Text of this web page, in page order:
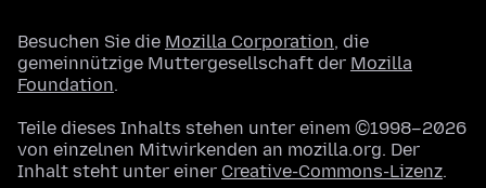
Besuchen Sie die Mozilla Corporation, die
gemeinnützige Muttergesellschaft der Mozilla
Foundation.
Teile dieses Inhalts stehen unter einem ©1998–2026
von einzelnen Mitwirkenden an mozilla.org. Der
Inhalt steht unter einer Creative-Commons-Lizenz.